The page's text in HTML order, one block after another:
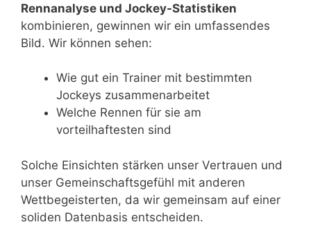
Rennanalyse und Jockey-Statistiken
kombinieren, gewinnen wir ein umfassendes
Bild. Wir können sehen:
Wie gut ein Trainer mit bestimmten
Jockeys zusammenarbeitet
Welche Rennen für sie am
vorteilhaftesten sind
Solche Einsichten stärken unser Vertrauen und
unser Gemeinschaftsgefühl mit anderen
Wettbegeisterten, da wir gemeinsam auf einer
soliden Datenbasis entscheiden.